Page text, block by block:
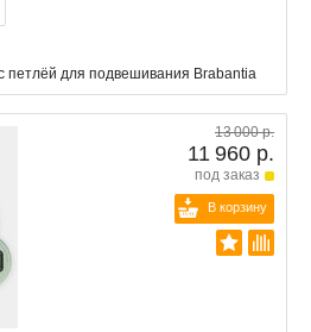
петлёй для подвешивания Brabantia
13 000 р.
11 960 р.
под заказ
В корзину